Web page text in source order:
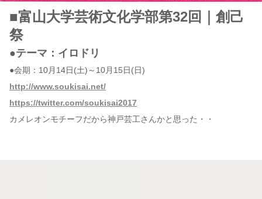
■富山大学芸術文化学部第32回｜創己
祭
●テーマ：イロドリ
●会期：10月14日(土)～10月15日(日)
http://www.soukisai.net/
https://twitter.com/soukisai2017
カメレオンモチーフだから神戸芸工さんかと思った・・